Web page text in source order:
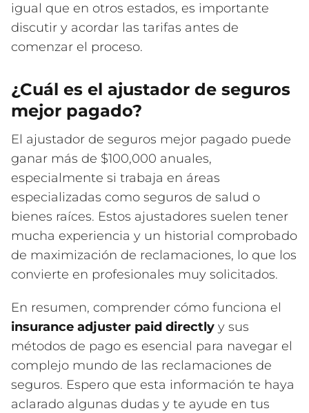
igual que en otros estados, es importante
discutir y acordar las tarifas antes de
comenzar el proceso.
¿Cuál es el ajustador de seguros
mejor pagado?
El ajustador de seguros mejor pagado puede
ganar más de $100,000 anuales,
especialmente si trabaja en áreas
especializadas como seguros de salud o
bienes raíces. Estos ajustadores suelen tener
mucha experiencia y un historial comprobado
de maximización de reclamaciones, lo que los
convierte en profesionales muy solicitados.
En resumen, comprender cómo funciona el
insurance adjuster paid directly y sus
métodos de pago es esencial para navegar el
complejo mundo de las reclamaciones de
seguros. Espero que esta información te haya
aclarado algunas dudas y te ayude en tus